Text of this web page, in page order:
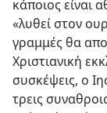
ήδη δεθεί στον
κάποιος είναι
«λυθεί στον
γραμμές θα
Χριστιανική
συσκέψεις, ο